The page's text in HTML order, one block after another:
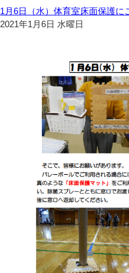
1月6日（水）体育室床面保護に
2021年1月6日 水曜日